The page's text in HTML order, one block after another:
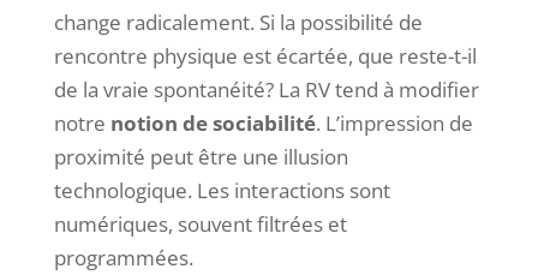
change radicalement. Si la possibilité de
rencontre physique est écartée, que reste-t-il
de la vraie spontanéité? La RV tend à modifier
notre notion de sociabilité. L’impression de
proximité peut être une illusion
technologique. Les interactions sont
numériques, souvent filtrées et
programmées.